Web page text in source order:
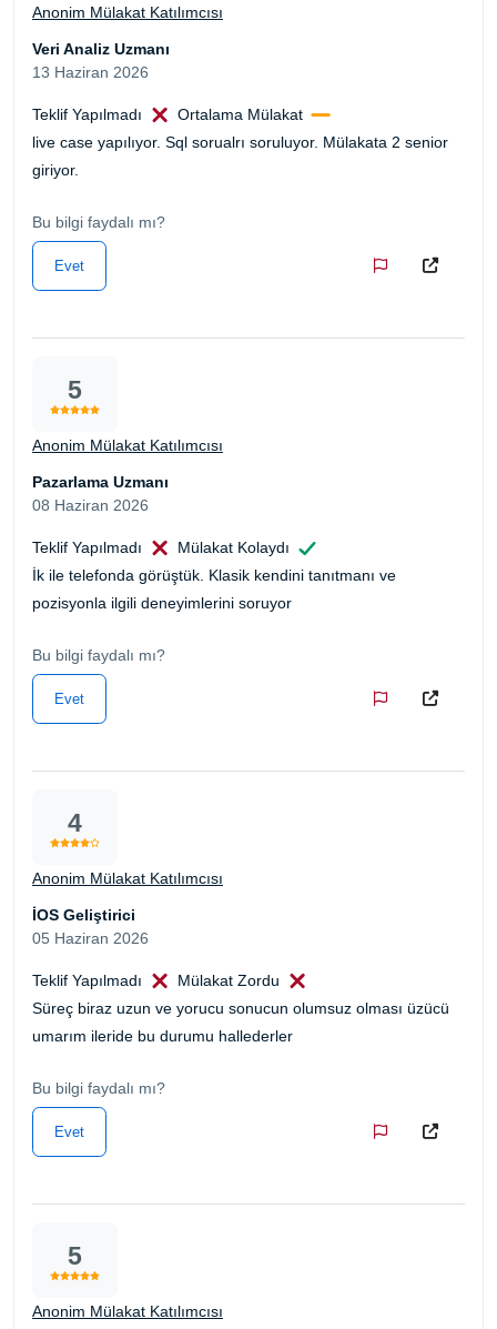
Anonim Mülakat Katılımcısı
Veri Analiz Uzmanı
13 Haziran 2026
Teklif Yapılmadı
Ortalama Mülakat
live case yapılıyor. Sql sorualrı soruluyor. Mülakata 2 senior
giriyor.
Bu bilgi faydalı mı?
Evet
5
Anonim Mülakat Katılımcısı
Pazarlama Uzmanı
08 Haziran 2026
Teklif Yapılmadı
Mülakat Kolaydı
İk ile telefonda görüştük. Klasik kendini tanıtmanı ve
pozisyonla ilgili deneyimlerini soruyor
Bu bilgi faydalı mı?
Evet
4
Anonim Mülakat Katılımcısı
İOS Geliştirici
05 Haziran 2026
Teklif Yapılmadı
Mülakat Zordu
Süreç biraz uzun ve yorucu sonucun olumsuz olması üzücü
umarım ileride bu durumu hallederler
Bu bilgi faydalı mı?
Evet
5
Anonim Mülakat Katılımcısı